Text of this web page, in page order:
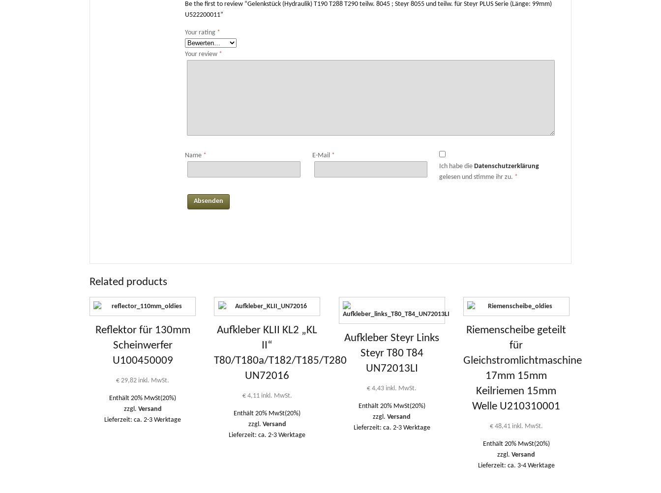
Be the first to review “Gelenkstück (Hydraulik) T190 T288 T290 teilw. 8045 ; Steyr 8055 und teilw. für Steyr PLUS Serie (Länge: 99mm)
U522200011”
Your rating *
Your review *
Name * E-Mail *
Ich habe dieDatenschutzerklärung
gelesen und stimme ihr zu. *
Related products
Reflektor für 130mm
Scheinwerfer
U100450009
€ 29,82 inkl. MwSt.
Enthält 20% MwSt(20%)
zzgl. Versand
Lieferzeit: ca. 2-3 Werktage
Aufkleber KLII KL2 „KL
II“
T80/T180a/T182/T185/T280
UN72016
€4,11 inkl. MwSt.
Enthält 20% MwSt(20%)
zzgl. Versand
Lieferzeit: ca. 2-3 Werktage
Aufkleber Steyr Links
Steyr T80 T84
UN72013LI
€ 4,43 inkl. MwSt.
Enthält 20% MwSt(20%)
zzgl.Versand
Lieferzeit: ca. 2-3 Werktage
Riemenscheibe geteilt
für
Gleichstromlichtmaschine
17mm 15mm
Keilriemen 15mm
Welle U210310001
€48,41 inkl. MwSt.
Enthält 20% MwSt(20%)
zzgl.Versand
Lieferzeit: ca. 3-4 Werktage